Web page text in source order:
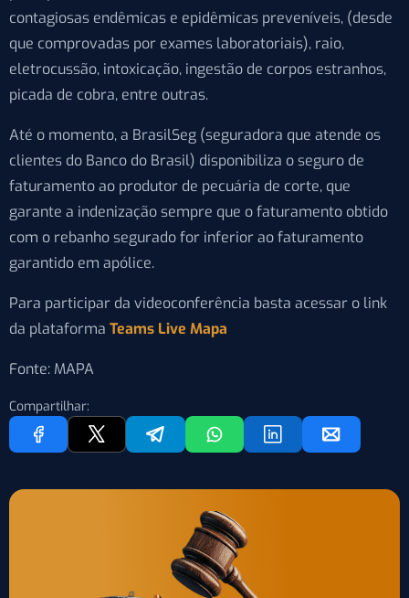
contagiosas endêmicas e epidêmicas preveníveis, (desde
que comprovadas por exames laboratoriais), raio,
eletrocussão, intoxicação, ingestão de corpos estranhos,
picada de cobra, entre outras.
Até o momento, a BrasilSeg (seguradora que atende os
clientes do Banco do Brasil) disponibiliza o seguro de
faturamento ao produtor de pecuária de corte, que
garante a indenização sempre que o faturamento obtido
com o rebanho segurado for inferior ao faturamento
garantido em apólice.
Para participar da videoconferência basta acessar o link
da plataforma Teams Live Mapa
Fonte: MAPA
Compartilhar: